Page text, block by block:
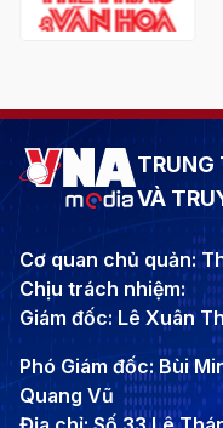
TRUNG
VÀ
Cơ quan chủ quản:
Chịu trách nhiệm:
Giám đốc: Lê Xuân
Phó Giám đốc: Bùi
Quang Vũ